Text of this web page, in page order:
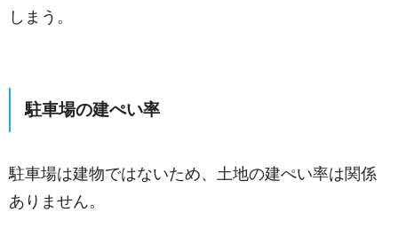
しまう。
駐車場の建ぺい率
駐車場は建物ではないため、土地の建ぺい率は関係
ありません。